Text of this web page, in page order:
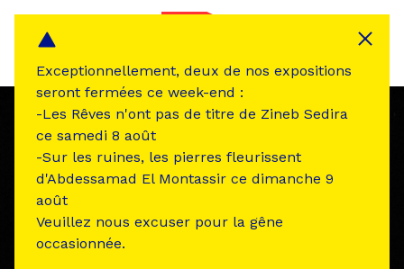
Exceptionnellement, deux de nos expositions
seront fermées ce week-end :
-Les Rêves n'ont pas de titre de Zineb Sedira
ce samedi 8 août
-Sur les ruines, les pierres fleurissent
d'Abdessamad El Montassir ce dimanche 9
août
Veuillez nous excuser pour la gêne
occasionnée.
Panneau de gestion des cookies